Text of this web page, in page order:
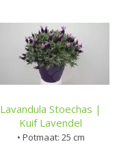
Lavandula Stoechas |
Kuif Lavendel
• Potmaat: 25 cm